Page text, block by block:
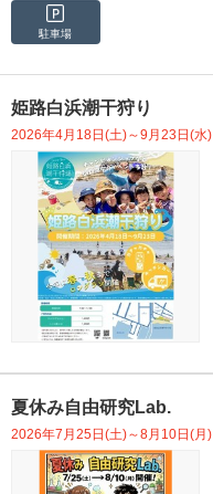
駐車場
姫路白浜潮干狩り
2026年4月18日(土)～9月23日(水)
夏休み自由研究Lab.
2026年7月25日(土)～8月10日(月)